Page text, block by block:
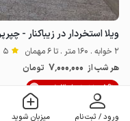
ورود / ثبت‌نام میزبان شوید
OpenStreetMap
ویلا استخردار در زیباکنار -
2 خوابه . 160 متر . تا 6 مهمان 5
هر شب از 7٬000٬000 تومان
5% تخفیف از 3 شب